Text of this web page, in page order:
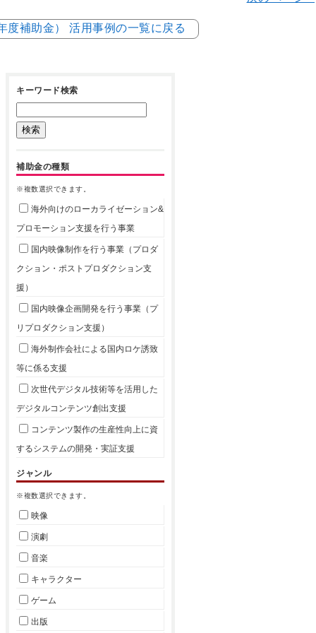
度補助金） 活用事例の一覧に戻る
キーワード検索
補助金の種類
※複数選択できます。
海外向けのローカライゼーション&
プロモーション支援を行う事業
国内映像制作を行う事業（プロダ
クション・ポストプロダクション支
援）
国内映像企画開発を行う事業（プ
リプロダクション支援）
海外制作会社による国内ロケ誘致
等に係る支援
次世代デジタル技術等を活用した
デジタルコンテンツ創出支援
コンテンツ製作の生産性向上に資
するシステムの開発・実証支援
ジャンル
※複数選択できます。
映像
演劇
音楽
キャラクター
ゲーム
出版